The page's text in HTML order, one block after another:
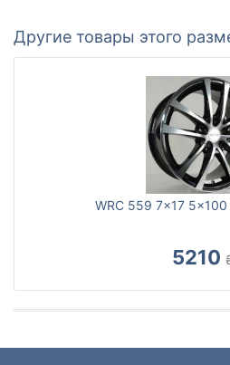
Другие товары этого
WRC 559 7x17 5x100
5210